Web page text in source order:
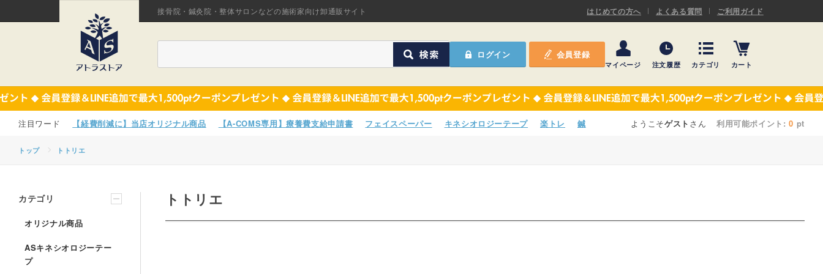
接骨院・鍼灸院・整体サロンなどの施術家向け卸通販サイト はじめての方へ よくある質問 ご利用ガイド
ログイン 会員登録
マイページ 注文履歴 カテゴリ
オリジナル商品 ASキネシオロジーテープ
カート
【経費削減に】当店オリジナル商品 【A-COMS専用】療養費支給申請書 フェイスペーパー キネシオロジーテープ 楽トレ 鍼 ようこそゲスト さん 利用可能ポイント:0 pt
トップ トトリエ
トトリエ
カテゴリ
オリジナル商品
ASキネシオロジーテー
プ
ほねつぎHot 機材・機材消耗品
鍼灸用品 テーピング
サポーター 施術ベッド・マクラ
A-COMS 【楽トレ】機器付属品